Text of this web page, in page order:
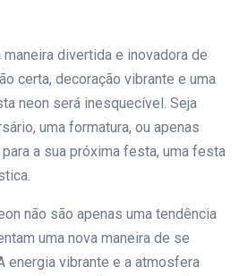
divertida e inovadora de
certa, decoração vibrante e uma
neon será inesquecível. Seja
uma formatura, ou apenas
a sua próxima festa, uma festa
não são apenas uma tendência
uma nova maneira de se
energia vibrante e a atmosfera